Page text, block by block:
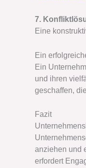
7.
Eine
Ein
Ein
und ihren
geschaffen,
Fazit
anziehen und
erfordert